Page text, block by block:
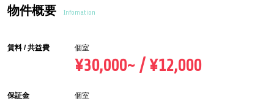
物件概要 Infomation
賃料 / 共益費 個室
¥30,000~ / ¥12,000
保証金 個室